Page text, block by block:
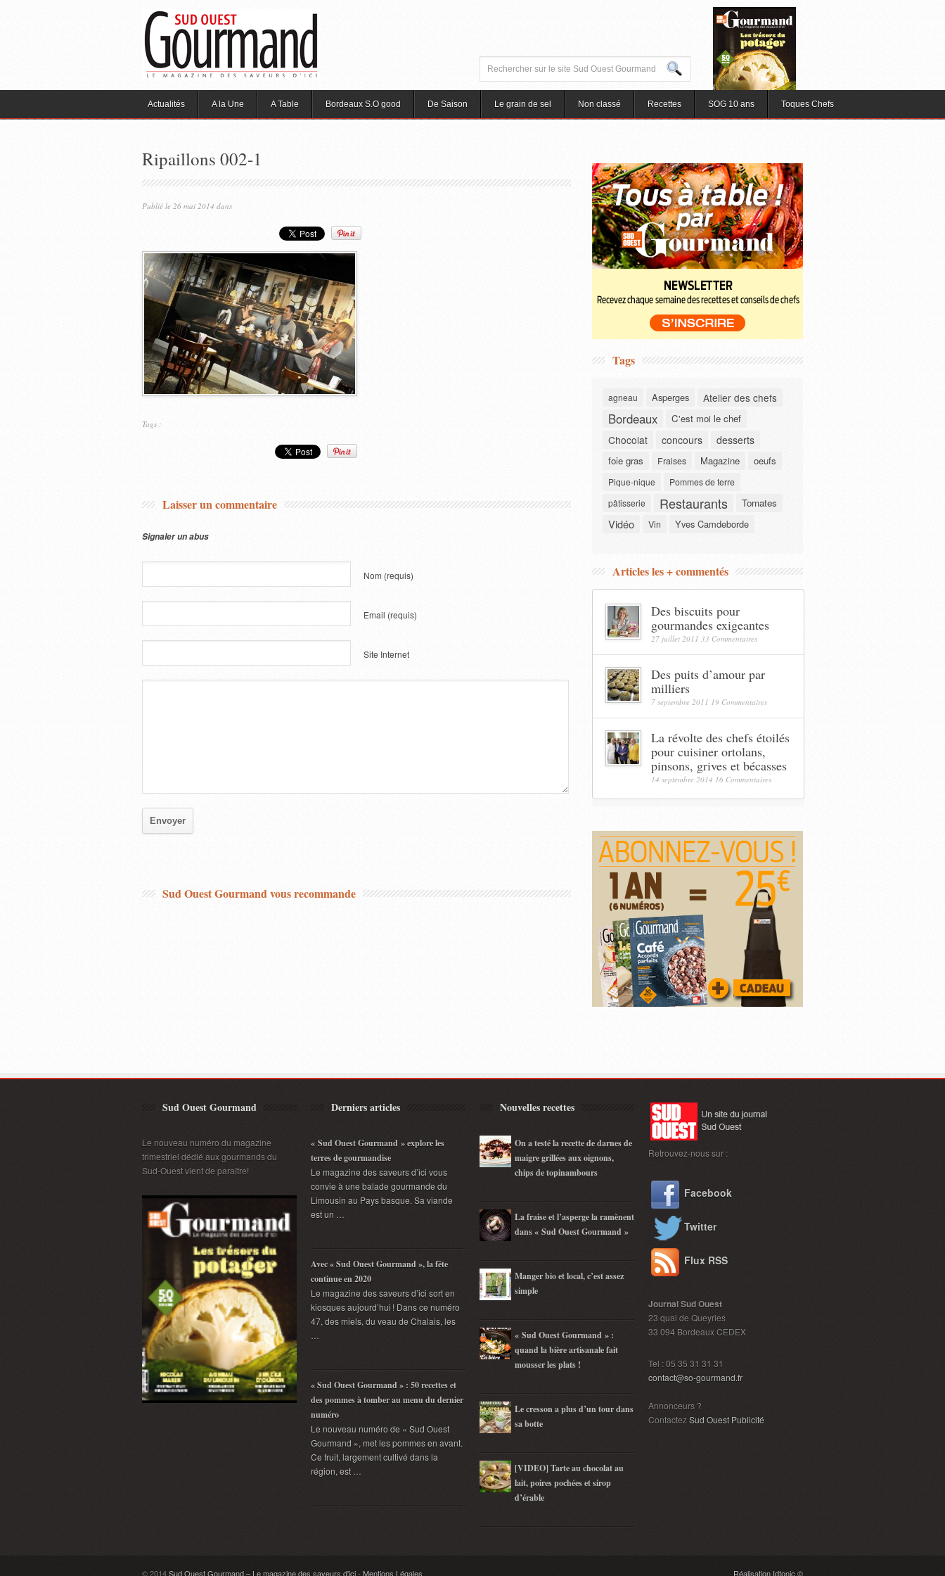
Actualités A la Une A Table Bordeaux S.O good De Saison Le grain de sel Non classé Recettes SOG 10 ans Toques Chefs
Ripaillons 002-1
Publié le 26 mai 2014 dans
Tags :
Laisser un commentaire
Signaler un abus
Nom (requis)
Email (requis)
Site Internet
Sud Ouest Gourmand vous recommande
Tags
agneau Asperges Atelier des chefs
Bordeaux C'est moi le chef
Chocolat concours desserts
foie gras Fraises Magazine oeufs
Pique-nique
Pommes de terre
pâtisserie
Restaurants Tomates
Vidéo Vin Yves Camdeborde
Articles les + commentés
Des biscuits pour
gourmandes exigeantes
27 juillet 2011 33 Commentaires
Des puits d’amour par
milliers
7 septembre 2011 19 Commentaires
La révolte des chefs étoilés
pour cuisiner ortolans,
pinsons, grives et bécasses
14 septembre 2014 16 Commentaires
Sud Ouest Gourmand
Le nouveau numéro du magazine
trimestriel dédié aux gourmands du
Sud-Ouest vient de paraître!
Derniers articles
« Sud Ouest Gourmand » explore les
terres de gourmandise
Le magazine des saveurs d’ici vous
convie à une balade gourmande du
Limousin au Pays basque. Sa viande
est un …
Avec « Sud Ouest Gourmand », la fête
continue en 2020
Le magazine des saveurs d’ici sort en
kiosques aujourd’hui ! Dans ce numéro
47, des miels, du veau de Chalais, les
…
« Sud Ouest Gourmand » : 50 recettes et
des pommes à tomber au menu du dernier
numéro
Le nouveau numéro de « Sud Ouest
Gourmand », met les pommes en avant.
Ce fruit, largement cultivé dans la
région, est …
Nouvelles recettes
On a testé la recette de darnes de
maigre grillées aux oignons,
chips de topinambours
La fraise et l’asperge la ramènent
dans « Sud Ouest Gourmand »
Manger bio et local, c’est assez
simple
« Sud Ouest Gourmand » :
quand la bière artisanale fait
mousser les plats !
Le cresson a plus d’un tour dans
sa botte
[VIDEO] Tarte au chocolat au
lait, poires pochées et sirop
d’érable
Retrouvez-nous sur :
Facebook
Twitter
Flux RSS
Journal Sud Ouest
23 quai de Queyries
33 094 Bordeaux CEDEX
Tel : 05 35 31 31 31
contact@so-gourmand.fr
Annonceurs ?
ContactezSud Ouest Publicité
© 2014Sud Ouest Gourmand – Le magazine des saveurs d'ici- Mentions Légales Réalisation Idtonic ©